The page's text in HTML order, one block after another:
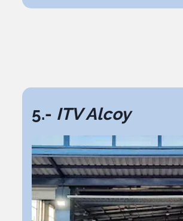
5.- ITV Alcoy